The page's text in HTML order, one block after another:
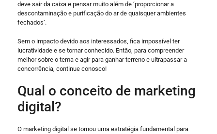
deve sair da caixa e pensar muito além de ‘proporcionar a
descontaminação e purificação do ar de quaisquer ambientes
fechados’.
Sem o impacto devido aos interessados, fica impossível ter
lucratividade e se tornar conhecido. Então, para compreender
melhor sobre o tema e agir para ganhar terreno e ultrapassar a
concorrência, continue conosco!
Qual o conceito de marketing
digital?
O marketing digital se tornou uma estratégia fundamental para